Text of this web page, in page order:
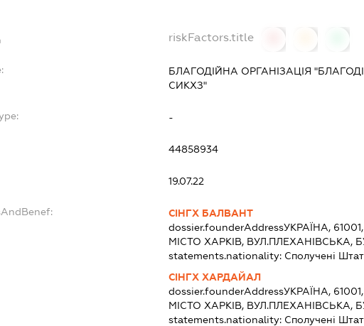
riskFactors.title
БЛАГОДІЙНА ОРГАНІЗАЦІЯ
СИКХЗ"
-
44858934
19.07.22
СІНГХ БАЛВАНТ
dossier.founderAddressУКРАЇНА,
МІСТО ХАРКІВ, ВУЛ.ПЛЕХАНІВСЬКА,
statements.nationality: Сполучені
СІНГХ ХАРДАЙАЛ
dossier.founderAddressУКРАЇНА,
МІСТО ХАРКІВ, ВУЛ.ПЛЕХАНІВСЬКА,
statements.nationality: Сполучені